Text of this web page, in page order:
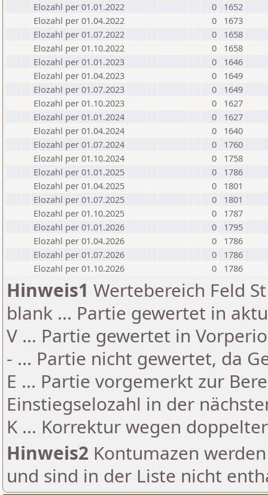
Elozahl per 01.01.2022
0
1652
Elozahl per 01.04.2022
0
1673
Elozahl per 01.07.2022
0
1658
Elozahl per 01.10.2022
0
1658
Elozahl per 01.01.2023
0
1646
Elozahl per 01.04.2023
0
1649
Elozahl per 01.07.2023
0
1649
Elozahl per 01.10.2023
0
1627
Elozahl per 01.01.2024
0
1627
Elozahl per 01.04.2024
0
1640
Elozahl per 01.07.2024
0
1760
Elozahl per 01.10.2024
0
1758
Elozahl per 01.01.2025
0
1786
Elozahl per 01.04.2025
0
1801
Elozahl per 01.07.2025
0
1801
Elozahl per 01.10.2025
0
1787
Elozahl per 01.01.2026
0
1795
Elozahl per 01.04.2026
0
1786
Elozahl per 01.07.2026
0
1786
Elozahl per 01.10.2026
0 1786
Hinweis1 Wertebereich Feld
blank ... Partie gewertet in
V ... Partie gewertet in
- ... Partie nicht gewertet, da
E ... Partie vorgemerkt zur
Einstiegselozahl in der
K ... Korrektur wegen
Hinweis2 Kontumazen
und sind in der Liste nicht